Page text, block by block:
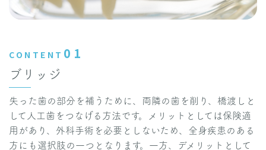
CONTENT 01
ブリッジ
失った歯の部分を補うために、両隣の歯を削り、橋渡しと
して人工歯をつなげる方法です。メリットとしては保険適
用があり、外科手術を必要としないため、全身疾患のある
方にも選択肢の一つとなります。一方、デメリットとして